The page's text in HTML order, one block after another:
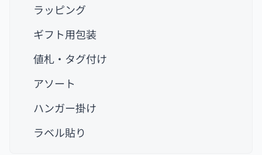
ラッピング
ギフト用包装
値札・タグ付け
アソート
ハンガー掛け
ラベル貼り